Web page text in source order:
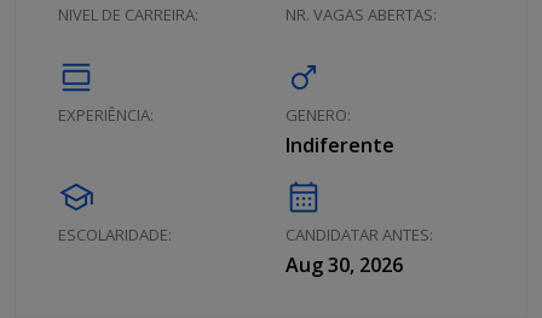
NIVEL DE CARREIRA: NR. VAGAS ABERTAS:
calendar_view_day
EXPERIÊNCIA:
male
GENERO:
Indiferente
school
ESCOLARIDADE:
calendar_month
CANDIDATAR ANTES:
Aug 30, 2026